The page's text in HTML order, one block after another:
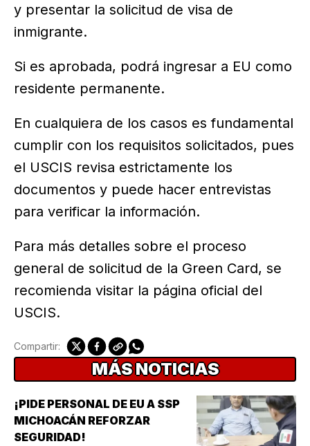
y presentar la solicitud de visa de
inmigrante.
Si es aprobada, podrá ingresar a EU como
residente permanente.
En cualquiera de los casos es fundamental
cumplir con los requisitos solicitados, pues
el USCIS revisa estrictamente los
documentos y puede hacer entrevistas
para verificar la información.
Para más detalles sobre el proceso
general de solicitud de la Green Card, se
recomienda visitar la página oficial del
USCIS.
Compartir:
MÁS NOTICIAS
¡PIDE PERSONAL DE EU A SSP
MICHOACÁN REFORZAR
SEGURIDAD!